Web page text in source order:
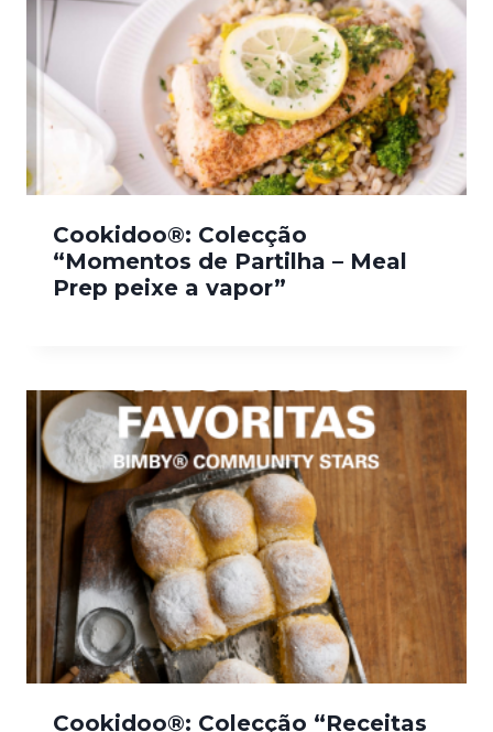
Cookidoo®: Colecção
“Momentos de Partilha – Meal
Prep peixe a vapor”
Cookidoo®: Colecção “Receitas